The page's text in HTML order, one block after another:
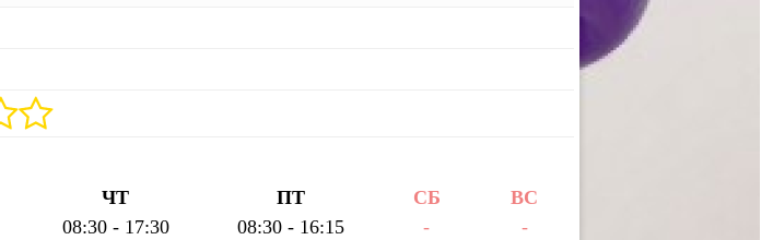
ЧТ
08:30 - 17:30
ПТ
08:30 - 16:15
СБ
-
ВС
-